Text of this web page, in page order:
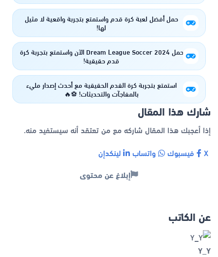
حمل أفضل لعبة كرة قدم واستمتع بتجربة واقعية لا مثيل
لها!
حمل Dream League Soccer 2024 الآن واستمتع بتجربة كرة
قدم حقيقية!
استمتع بتجربة كرة القدم الحقيقية مع أحدث إصدار مليء
بالمفاجآت والتحديثات! ⚽🔥
شارك هذا المقال
إذا أعجبك هذا المقال شاركه مع من تعتقد أنه سيستفيد منه.
فيسبوك واتساب لينكدإن
إبلاغ عن محتوى
عن الكاتب
Y_Y